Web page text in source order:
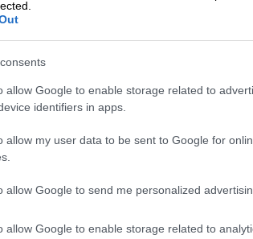
allow Google to enable storage related to
identifiers in apps.
allow my user data to be sent to Google for
allow Google to send me personalized
allow Google to enable storage related to
είναι ένα ρωμαϊκό κτίσμα